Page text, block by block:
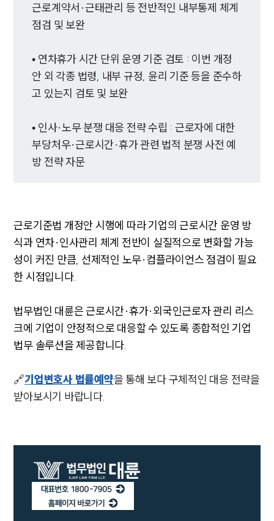
근로계약서·근태관리 등 전반적인 내부통제 체계
점검 및 보완
• 연차휴가 시간 단위 운영 기준 검토 : 이번 개정
안 외 각종 법령, 내부 규정, 윤리 기준 등을 준수하
고 있는지 검토 및 보완
• 인사·노무 분쟁 대응 전략 수립 : 근로자에 대한
부당처우·근로시간·휴가 관련 법적 분쟁 사전 예
방 전략 자문
근로기준법 개정안 시행에 따라 기업의 근로시간 운영 방
식과 연차·인사관리 체계 전반이 실질적으로 변화할 가능
성이 커진 만큼, 선제적인 노무·컴플라이언스 점검이 필요
한 시점입니다.
법무법인 대륜은 근로시간·휴가·외국인근로자 관리 리스
크에 기업이 안정적으로 대응할 수 있도록 종합적인 기업
법무 솔루션을 제공합니다.
🔗기업변호사 법률예약을 통해 보다 구체적인 대응 전략을
받아보시기 바랍니다.